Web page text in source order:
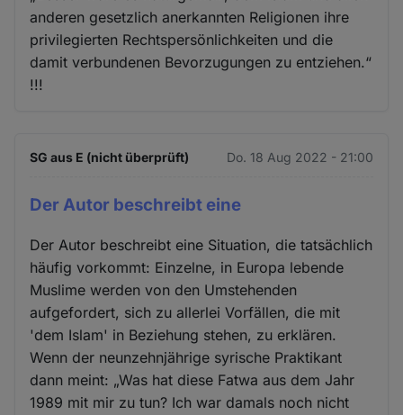
anderen gesetzlich anerkannten Religionen ihre
privilegierten Rechtspersönlichkeiten und die
damit verbundenen Bevorzugungen zu entziehen.“
!!!
SG aus E (nicht überprüft) Do. 18 Aug 2022 - 21:00
Der Autor beschreibt eine
Der Autor beschreibt eine Situation, die tatsächlich
häufig vorkommt: Einzelne, in Europa lebende
Muslime werden von den Umstehenden
aufgefordert, sich zu allerlei Vorfällen, die mit
'dem Islam' in Beziehung stehen, zu erklären.
Wenn der neunzehnjährige syrische Praktikant
dann meint: „Was hat diese Fatwa aus dem Jahr
1989 mit mir zu tun? Ich war damals noch nicht